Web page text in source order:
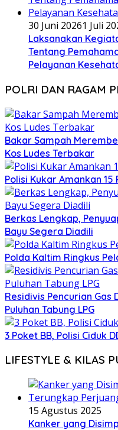
30 Juni 20261 Juli
Laksanakan
Tentang
Pelayanan
POLRI DAN RAGAM
Bakar Sampah
Kos Ludes Terbakar
Polisi Kukar Amankan 15
Berkas Lengkap,
Bayu Segera Diadili
Polda Kaltim Ringkus
Residivis Pencurian Gas
Puluhan Tabung LPG
3 Poket BB, Polisi Ciduk
LIFESTYLE & KILAS
15 Agustus 2025
Kanker yang